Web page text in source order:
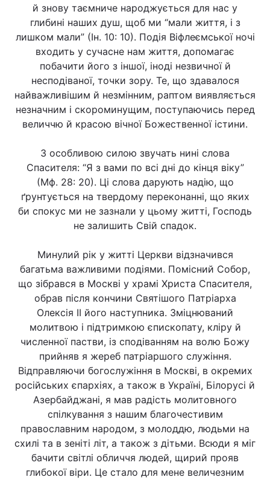
й знову таємниче народжується для нас у
глибині наших душ, щоб ми “мали життя, і з
лишком мали” (Ін. 10: 10). Подія Віфлеємської ночі
входить у сучасне нам життя, допомагає
побачити його з іншої, іноді незвичної й
несподіваної, точки зору. Те, що здавалося
найважливішим й незмінним, раптом виявляється
незначним і скороминущим, поступаючись перед
величчю й красою вічної Божественної істини.
З особливою силою звучать нині слова
Спасителя: “Я з вами по всі дні до кінця віку”
(Мф. 28: 20). Ці слова дарують надію, що
ґрунтується на твердому переконанні, що яких
би спокус ми не зазнали у цьому житті, Господь
не залишить Свій спадок.
Минулий рік у житті Церкви відзначився
багатьма важливими подіями. Помісний Собор,
що зібрався в Москві у храмі Христа Спасителя,
обрав після кончини Святішого Патріарха
Олексія ІІ його наступника. Зміцнюваний
молитвою і підтримкою єпископату, кліру й
численної пастви, із сподіванням на волю Божу
прийняв я жереб патріаршого служіння.
Відправляючи богослужіння в Москві, в окремих
російських єпархіях, а також в Україні, Білорусі й
Азербайджані, я мав радість молитовного
спілкування з нашим благочестивим
православним народом, з молоддю, людьми на
схилі та в зеніті літ, а також з дітьми. Всюди я міг
бачити світлі обличчя людей, щирий прояв
глибокої віри. Це стало для мене величезним